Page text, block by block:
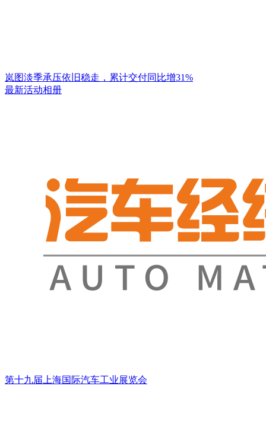
岚图淡季承压依旧稳走，累计交付同比增31%
最新活动相册
第十九届上海国际汽车工业展览会